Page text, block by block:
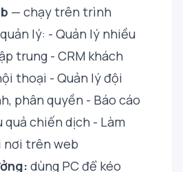
— chạy trên trình
lý: - Quản lý nhiều
trung - CRM khách
thoại - Quản lý đội
phân quyền - Báo cáo
chiến dịch - Làm
nơi trên web
dùng PC để kéo